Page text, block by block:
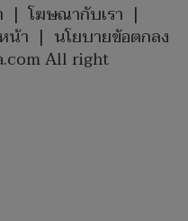
| โฆษณากับเรา |
น้า | นโยบายข้อตกลง
All right